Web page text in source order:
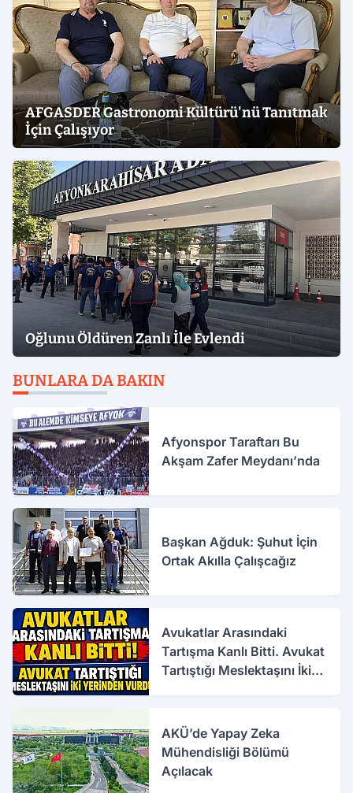
AFGASDER Gastronomi Kültürü'nü Tanıtmak
İçin Çalışıyor
Oğlunu Öldüren Zanlı İle Evlendi
BUNLARA DA BAKIN
Afyonspor Taraftarı Bu
Akşam Zafer Meydanı’nda
Başkan Ağduk: Şuhut İçin
Ortak Akılla Çalışcağız
Avukatlar Arasındaki
Tartışma Kanlı Bitti. Avukat
Tartıştığı Meslektaşını İki
AKÜ’de Yapay Zeka
Mühendisliği Bölümü
Açılacak